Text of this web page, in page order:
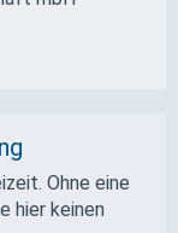
Ohne eine
hier keinen